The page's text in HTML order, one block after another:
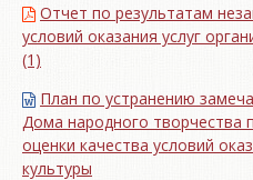
Отчет по результатам
условий оказания услуг
(1)
План по устранению
Дома народного творчества
оценки качества условий
культуры